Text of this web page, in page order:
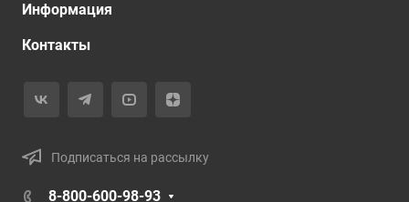
Информация
Контакты
Подписаться на рассылку
8-800-600-98-93